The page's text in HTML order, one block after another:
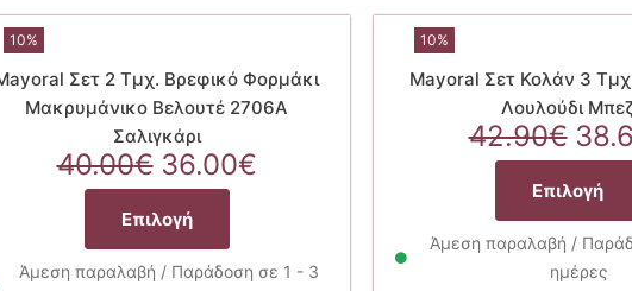
10%
Σετ 2 Τμχ. Βρεφικό Φορμάκι
Μακρυμάνικο Βελουτέ 2706A
Σαλιγκάρι
40.00€ Original
price
was:
40.00€.
36.00€Η
36.00€.
Επιλογή
Αυτό
προϊόν
έχει
Άμεση παραλαβή / Παράδοση σε 1 - 3
10%
Mayoral Σετ Κολάν 3
Λουλούδι
42.90€
Επιλογή
Άμεση παραλαβή /
ημέρες